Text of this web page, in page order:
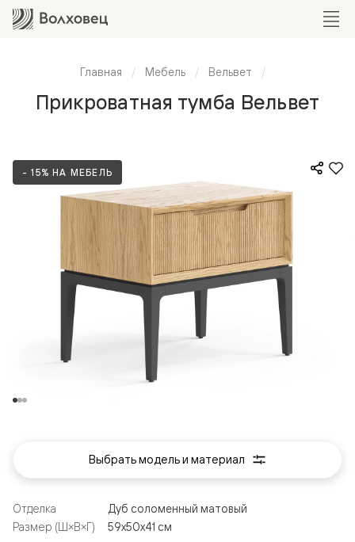
Главная Мебель Вельвет
Прикроватная тумба Вельвет
- 15% НА МЕБЕЛЬ
Выбрать модель и материал
Отделка
Дуб соломенный матовый
Размер (Ш×В×Г)
59x50x41 см